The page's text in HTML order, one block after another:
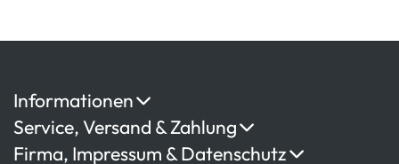
Informationen
Service, Versand & Zahlung
Firma, Impressum & Datenschutz